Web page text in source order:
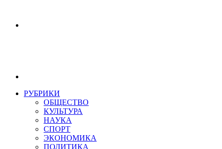
РУБРИКИ
ОБЩЕСТВО
КУЛЬТУРА
НАУКА
СПОРТ
ЭКОНОМИКА
ПОЛИТИКА